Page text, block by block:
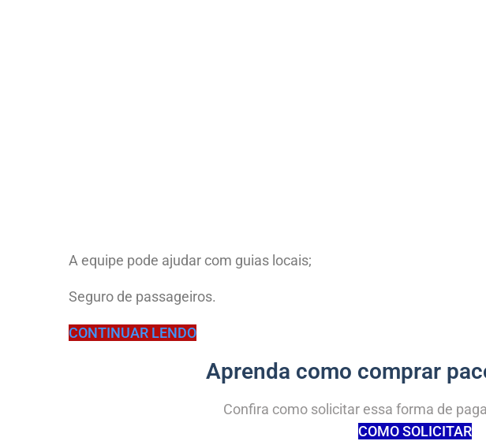
A equipe pode ajudar com guias locais;
Seguro de passageiros.
CONTINUAR LENDO
Aprenda como comprar
Confira como solicitar essa forma de
COMO SOLICITAR